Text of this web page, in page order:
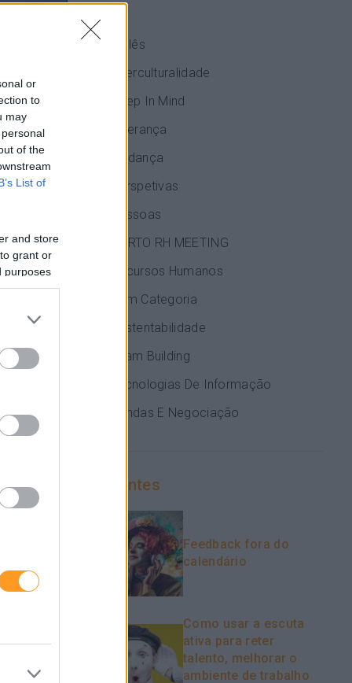
or
to
may
of the
List of
and store
grant or
purposes
numa
ao
para
e
os
e
e
Inglês
Interculturalidade
Keep In Mind
Liderança
Mudança
Perspetivas
Pessoas
PORTO RH MEETING
Recursos Humanos
Sem Categoria
Sustentabilidade
Team Building
Tecnologias De Informação
Vendas E Negociação
Recentes
Feedback fora do
calendário
Como usar a escuta
ativa para reter
talento, melhorar o
ambiente de trabalho